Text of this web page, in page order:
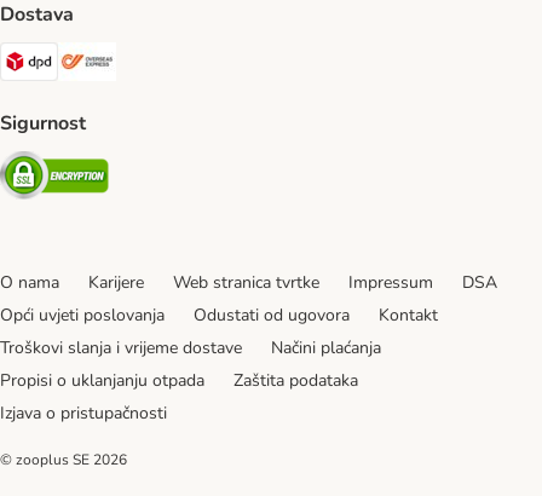
Dostava
DPD Shipping Method
Sigurnost
Security
O nama Karijere Web stranica tvrtke Impressum
DSA
Opći uvjeti poslovanja
Odustati od ugovora
Kontakt
Troškovi slanja i vrijeme dostave
Načini plaćanja
Propisi o uklanjanju otpada
Zaštita podataka
Izjava o pristupačnosti
© zooplus SE 2026